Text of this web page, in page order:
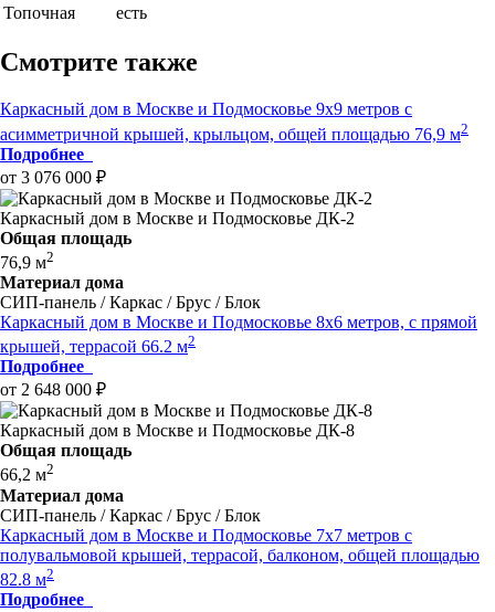
Топочная есть
Смотрите также
Каркасный дом в Москве и Подмосковье 9x9 метров с
асимметричной крышей, крыльцом, общей площадью 76,9 м2
Подробнее
от 3 076 000 ₽
Каркасный дом в Москве и Подмосковье ДК-2
Общая площадь
76,9 м2
Материал дома
СИП-панель / Каркас / Брус / Блок
Каркасный дом в Москве и Подмосковье 8х6 метров, с прямой
крышей, террасой 66.2 м2
Подробнее
от 2 648 000 ₽
Каркасный дом в Москве и Подмосковье ДК-8
Общая площадь
66,2 м2
Материал дома
СИП-панель / Каркас / Брус / Блок
Каркасный дом в Москве и Подмосковье 7x7 метров с
полувальмовой крышей, террасой, балконом, общей площадью
82.8 м2
Подробнее